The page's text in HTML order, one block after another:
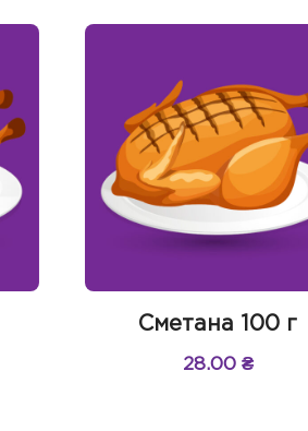
Сметана 100 г
28.00 ₴